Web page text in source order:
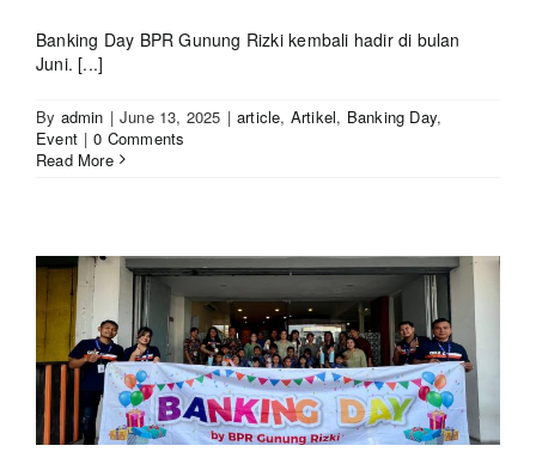
Banking Day BPR Gunung Rizki kembali hadir di bulan
Juni. [...]
By admin | June 13, 2025 | article, Artikel, Banking Day,
Event | 0 Comments
Read More